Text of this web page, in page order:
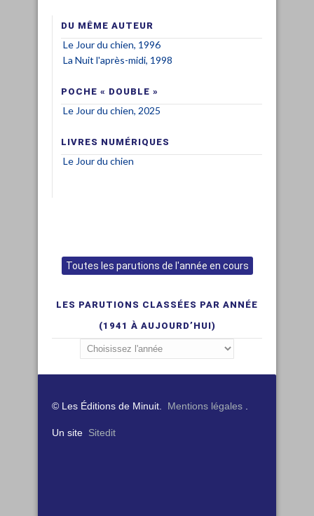
DU MÊME AUTEUR
Le Jour du chien, 1996
La Nuit l'après-midi, 1998
POCHE « DOUBLE »
Le Jour du chien, 2025
LIVRES NUMÉRIQUES
Le Jour du chien
Toutes les parutions de l'année en cours
LES PARUTIONS CLASSÉES PAR ANNÉE
(1941 À AUJOURD’HUI)
© Les Éditions de Minuit. Mentions légales .
Un site Sitedit